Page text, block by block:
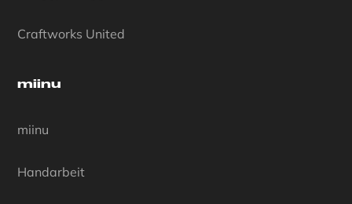
Craftworks United
miinu
miinu
Handarbeit